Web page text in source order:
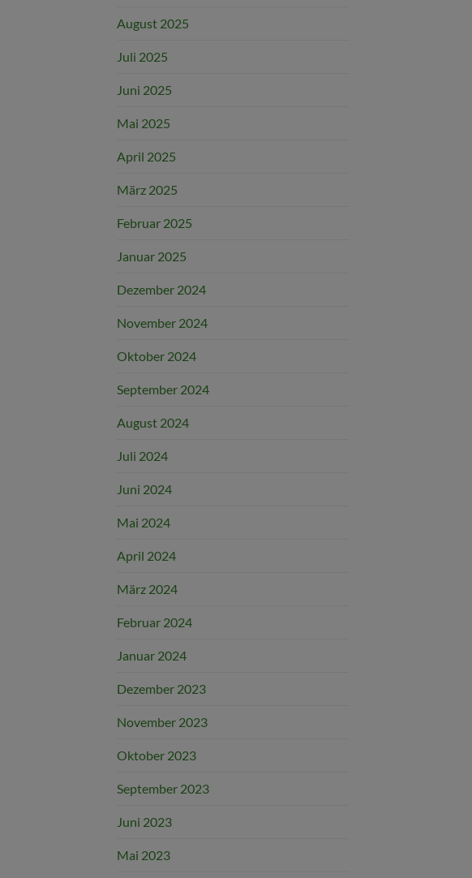
August 2025
Juli 2025
Juni 2025
Mai 2025
April 2025
März 2025
Februar 2025
Januar 2025
Dezember 2024
November 2024
Oktober 2024
September 2024
August 2024
Juli 2024
Juni 2024
Mai 2024
April 2024
März 2024
Februar 2024
Januar 2024
Dezember 2023
November 2023
Oktober 2023
September 2023
Juni 2023
Mai 2023